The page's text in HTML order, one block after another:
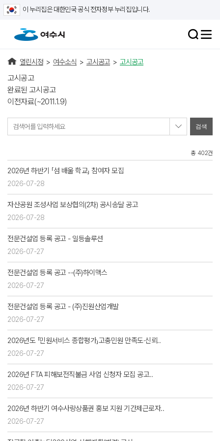
이 누리집은 대한민국 공식 전자정부 누리집입니다.
열린시정 > 여수소식 > 고시공고 > 고시공고
고시공고
완료된 고시공고
이전자료(~2011.1.9)
검색어를 입력하세요
총 402건
2026년 하반기 「섬 배울 학교」 참여자 모집
2026-07-28
자산공원 조성사업 보상협의(2차) 공시송달 공고
2026-07-28
전문건설업 등록 공고 - 일등솔루션
2026-07-27
전문건설업 등록 공고 --(주)하이맥스
2026-07-27
전문건설업 등록 공고 - (주)진원산업개발
2026-07-27
2026년도 「민원서비스 종합평가」고충민원 만족도·신뢰..
2026-07-27
2026년 FTA 피해보전직불금 사업 신청자 모집 공고..
2026-07-27
2026년 하반기 여수사랑상품권 홍보 지원 기간제근로자..
2026-07-27